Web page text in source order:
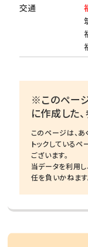
交通
※このペー
に作成した
このページは、
トックしている
ございます。
当データを利用
任を負いかねます